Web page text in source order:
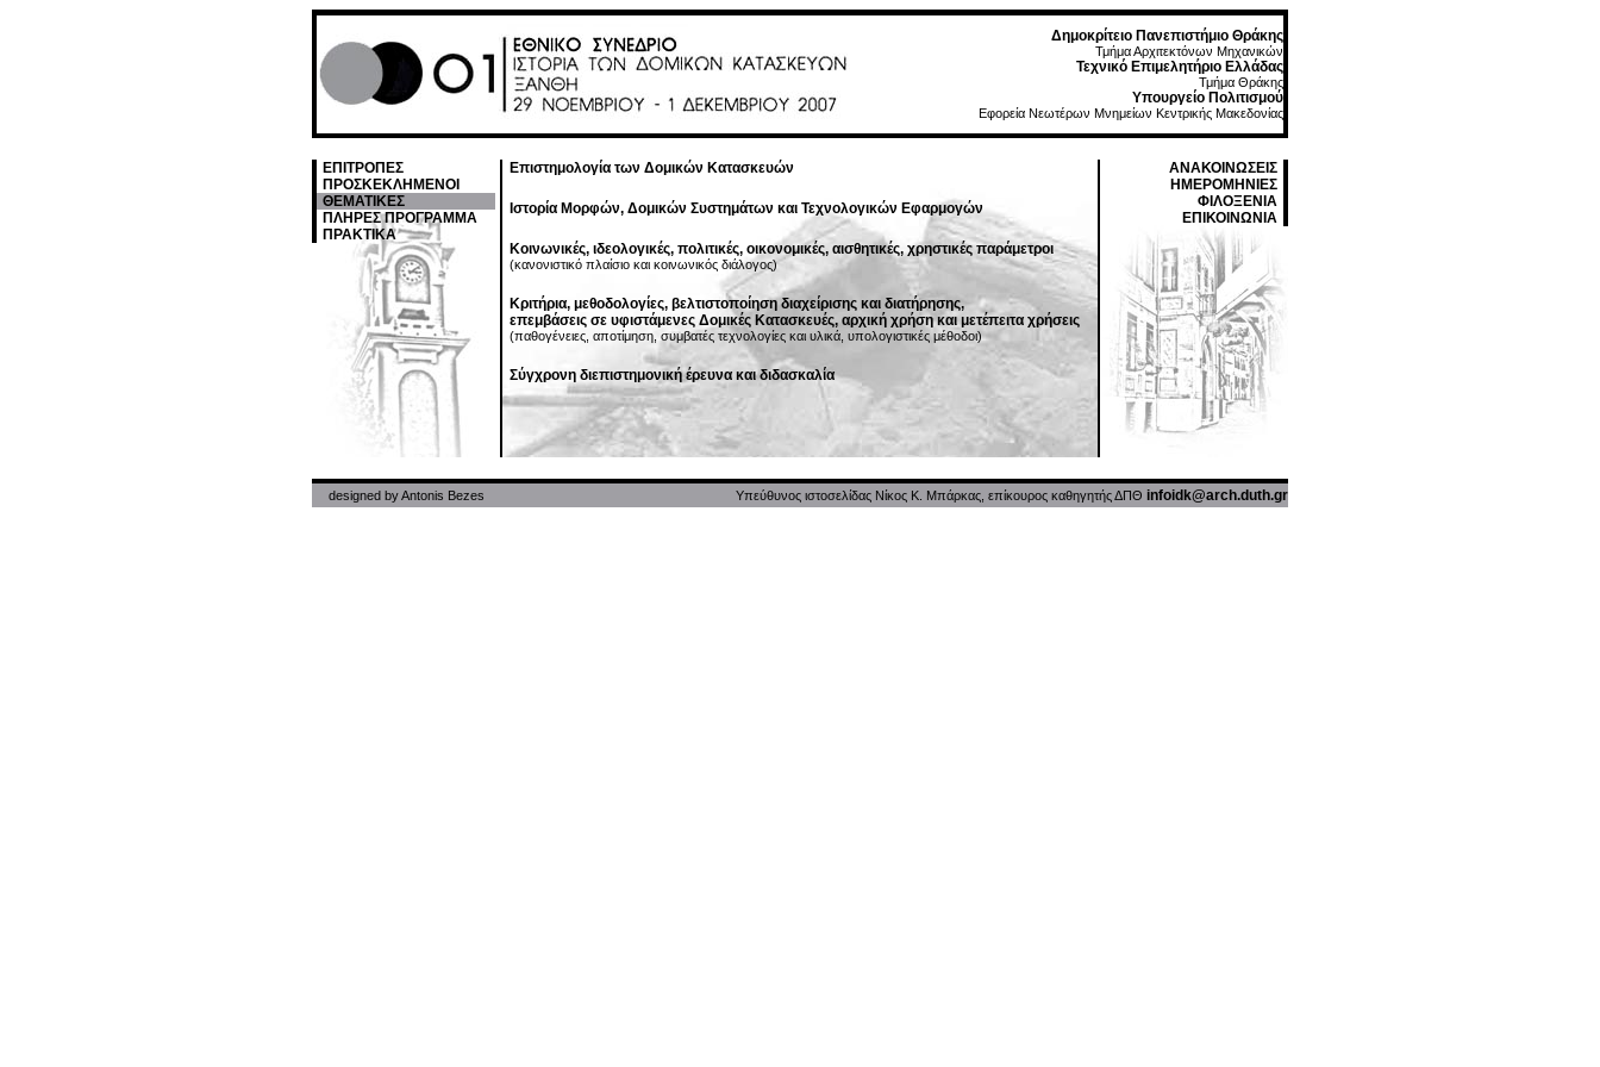
Δημοκρίτειο Πανεπιστήμιο Θράκης
Τμήμα Αρχιτεκτόνων Μηχανικών
Τεχνικό Επιμελητήριο Ελλάδας
Τμήμα Θράκης
Υπουργείο Πολιτισμού
Εφορεία Νεωτέρων Μνημείων Κεντρικής Μακεδονίας
ΕΠΙΤΡΟΠΕΣ
ΠΡΟΣΚΕΚΛΗΜΕΝΟΙ
ΘΕΜΑΤΙΚΕΣ
ΠΛΗΡΕΣ ΠΡΟΓΡΑΜΜΑ
ΠΡΑΚΤΙΚΑ
Επιστημολογία των Δομικών Κατασκευών
Ιστορία Μορφών, Δομικών Συστημάτων και Τεχνολογικών Εφαρμογών
Κοι­νωνικές, ιδεολογικές, πολιτικές, οικονομικές, αισθητικές, χρη­στικές παράμετροι
(κανονιστικό πλαίσιο και κοινωνικός διάλογος)
Κριτήρια, μεθοδολογίες, βελτιστοποίηση διαχείρισης και διατήρησης,
επεμβάσεις σε υφιστάμενες Δομικές Κατασκευές, αρχική χρήση και μετέπειτα χρήσεις
(παθογένειες, αποτίμηση, συμβατές τεχνολογίες και υλικά, υπολογιστικές μέθοδοι)
Σύγχρονη διεπιστημονική έρευνα και διδασκαλία
ΑΝΑΚΟΙΝΩΣΕΙΣ
ΗΜΕΡΟΜΗΝΙΕΣ
ΦΙΛΟΞΕΝΙΑ
ΕΠΙΚΟΙΝΩΝΙΑ
designed byAntonis Bezes Yπεύθυνος ιστοσελίδας Νίκος Κ. Μπάρκας, επίκουρος καθηγητής ΔΠΘ infoidk@arch.duth.gr